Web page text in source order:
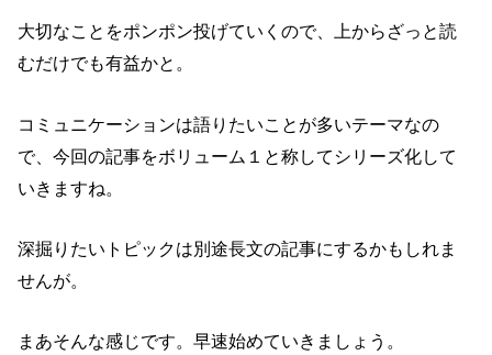
大切なことをポンポン投げていくので、上からざっと読
むだけでも有益かと。
コミュニケーションは語りたいことが多いテーマなの
で、今回の記事をボリューム１と称してシリーズ化して
いきますね。
深掘りたいトピックは別途長文の記事にするかもしれま
せんが。
まあそんな感じです。早速始めていきましょう。